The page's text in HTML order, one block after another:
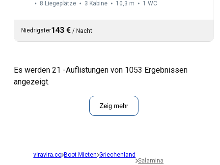
8 Liegeplätze 3 Kabine 10,3 m 1 WC
Niedrigster143 € / Nacht
Es werden 21 -Auflistungen von 1053 Ergebnissen
angezeigt.
Zeig mehr
viravira.co Boot Mieten Griechenland
Salamina